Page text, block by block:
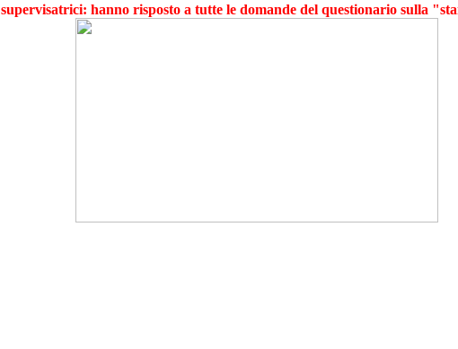
supervisatrici: hanno risposto a tutte le domande del questionario sulla